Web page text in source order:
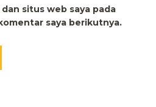
situs web saya pada
saya berikutnya.